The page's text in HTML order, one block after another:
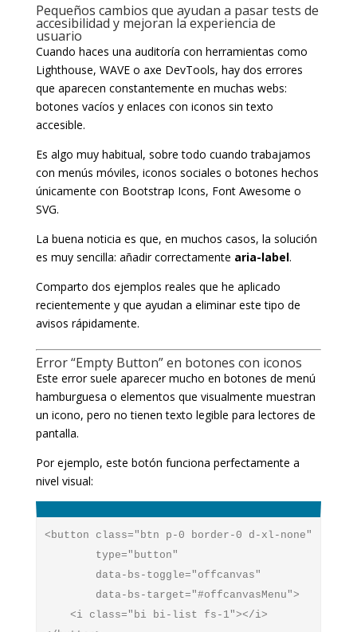
Pequeños cambios que ayudan a pasar tests de
accesibilidad y mejoran la experiencia de
usuario
Cuando haces una auditoría con herramientas como
Lighthouse, WAVE o axe DevTools, hay dos errores
que aparecen constantemente en muchas webs:
botones vacíos y enlaces con iconos sin texto
accesible.
Es algo muy habitual, sobre todo cuando trabajamos
con menús móviles, iconos sociales o botones hechos
únicamente con Bootstrap Icons, Font Awesome o
SVG.
La buena noticia es que, en muchos casos, la solución
es muy sencilla: añadir correctamente aria-label.
Comparto dos ejemplos reales que he aplicado
recientemente y que ayudan a eliminar este tipo de
avisos rápidamente.
Error “Empty Button” en botones con iconos
Este error suele aparecer mucho en botones de menú
hamburguesa o elementos que visualmente muestran
un icono, pero no tienen texto legible para lectores de
pantalla.
Por ejemplo, este botón funciona perfectamente a
nivel visual:
<button class="btn p-0 border-0 d-xl-none"
        type="button"
        data-bs-toggle="offcanvas"
        data-bs-target="#offcanvasMenu">
    <i class="bi bi-list fs-1"></i>